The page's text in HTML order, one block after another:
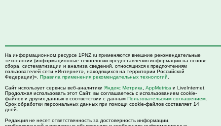
На информационном ресурсе 1PNZ.ru применяются внешние рекомендательные
технологии (информационные технологии предоставления информации на основе
сбора, систематизации и анализа сведений, относящихся к предпочтениям
пользователей сети «Интернет», находящихся на территории Российской
Федерации)». Правила применения рекомендательных технологий
Сайт использует сервисы веб-аналитики Яндекс Метрика AppMetrica и LiveInternet.
Продолжая использовать этот Сайт, вы соглашаетесь с использованием cookie-
файлов и других данных в соответствии с данным Пользовательским соглашением
Срок обработки персональных данных при помощи cookie-файлов составляет 14
дней.
Редакция не несет ответственность за достоверность информации,